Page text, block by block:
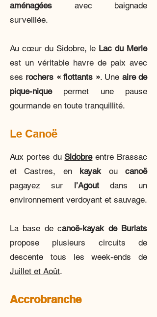
aménagées avec baignade
surveillée.
Au cœur du Sidobre, le Lac du Merle
est un véritable havre de paix avec
ses rochers « flottants ». Une aire de
pique-niquepermet une pause
gourmande en toute tranquillité.
Le Canoë
Aux portes du Sidobreentre Brassac
et Castres, en kayakoucanoë
pagayez sur l’Agout dans un
environnement verdoyant et sauvage.
La base de canoë-kayak de Burlats
propose plusieurs circuits de
descente tous les week-ends de
Juillet et Août.
Accrobranche